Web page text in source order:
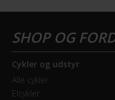
Cykler og udstyr
Alle cykler
Elcykler